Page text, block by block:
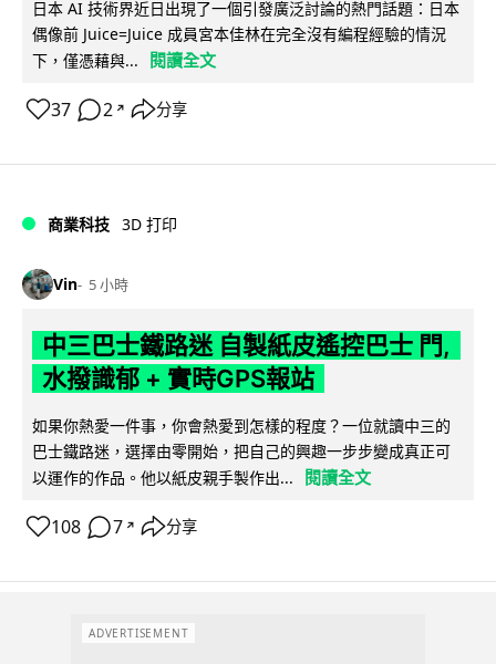
日本 AI 技術界近日出現了一個引發廣泛討論的熱門話題：日本
偶像前 Juice=Juice 成員宮本佳林在完全沒有編程經驗的情況
下，僅憑藉與...
閱讀全文
37 2 ↗ 分享
商業科技 3D 打印
Vin 5 小時
中三巴士鐵路迷 自製紙皮遙控巴士 門,
水撥識郁 + 實時GPS報站
如果你熱愛一件事，你會熱愛到怎樣的程度？一位就讀中三的
巴士鐵路迷，選擇由零開始，把自己的興趣一步步變成真正可
以運作的作品。他以紙皮親手製作出...
閱讀全文
108 7 ↗ 分享
ADVERTISEMENT